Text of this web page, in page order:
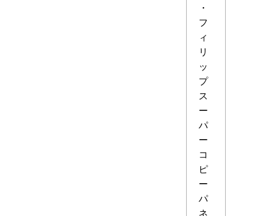
・
フ
ィ
リ
ッ
プ
ス
ー
パ
ー
コ
ピ
ー
パ
ネ